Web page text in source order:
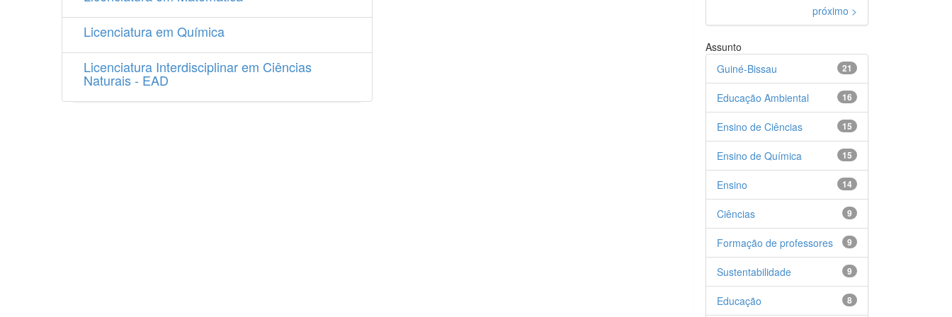
Licenciatura em Química
Licenciatura Interdisciplinar em Ciências
Naturais - EAD
próximo >
Assunto
21
Guiné-Bissau
16
Educação Ambiental
15
Ensino de Ciências
15
Ensino de Química
14
Ensino
9
Ciências
9
Formação de professores
9
Sustentabilidade
8
Educação